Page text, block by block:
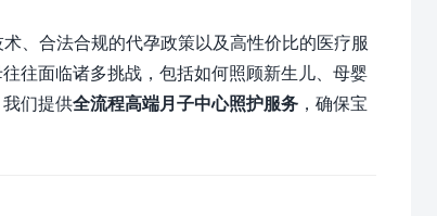
、合法合规的代孕政策以及高性价比的医疗服
往面临诸多挑战，包括如何照顾新生儿、母婴
们提供全流程高端月子中心照护服务 ，确保宝